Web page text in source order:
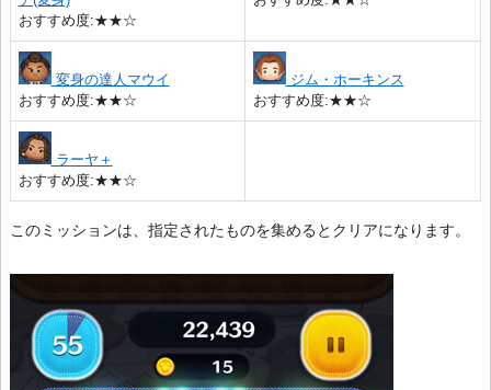
おすすめ度:★★☆
変身の達人マウイ
おすすめ度:★★☆
ジム・ホーキンス
おすすめ度:★★☆
ラーヤ＋
おすすめ度:★★☆
このミッションは、指定されたものを集めるとクリアになります。